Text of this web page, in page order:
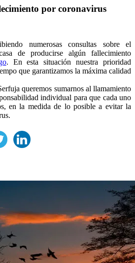
por coronavirus
numerosas consultas sobre el
de producirse algún fallecimiento
. En esta situación nuestra prioridad
que garantizamos la máxima calidad
queremos sumarnos al llamamiento
individual para que cada uno
en la medida de lo posible a evitar la